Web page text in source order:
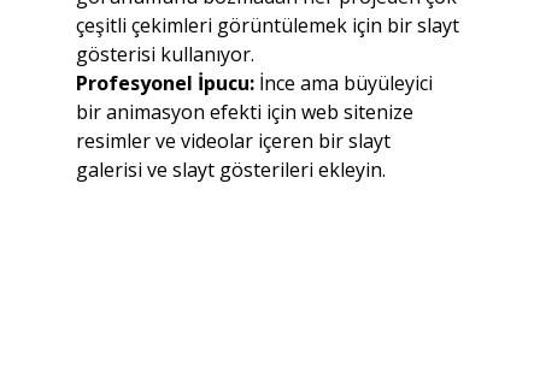
çeşitli çekimleri görüntülemek için bir slayt
gösterisi kullanıyor.
Profesyonel İpucu: İnce ama büyüleyici
bir animasyon efekti için web sitenize
resimler ve videolar içeren bir slayt
galerisi ve slayt gösterileri ekleyin.